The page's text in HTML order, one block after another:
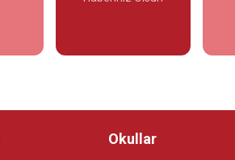
Okullar